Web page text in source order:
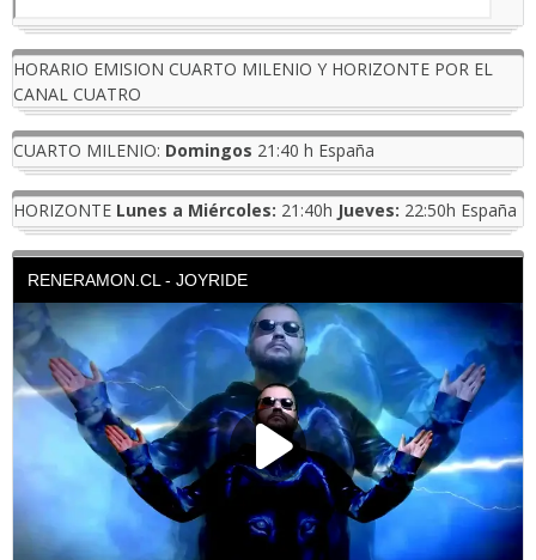
HORARIO EMISION CUARTO MILENIO Y HORIZONTE POR EL
CANAL CUATRO
CUARTO MILENIO: Domingos 21:40 h España
HORIZONTE Lunes a Miércoles: 21:40h Jueves: 22:50h España